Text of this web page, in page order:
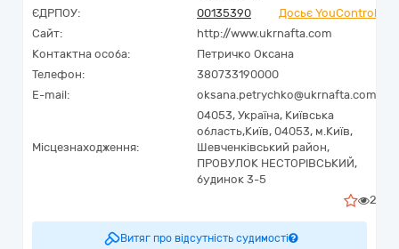
ЄДРПОУ:
00135390
Досьє YouControl
Сайт:
http://www.ukrnafta.com
Контактна особа:
Петричко Оксана
Телефон:
380733190000
E-mail:
oksana.petrychko@ukrnafta.com
Місцезнаходження:
04053, Україна, Київська
область,Київ, 04053, м.Київ,
Шевченківський район,
ПРОВУЛОК НЕСТОРІВСЬКИЙ,
будинок 3-5
2
Витяг про відсутність судимості